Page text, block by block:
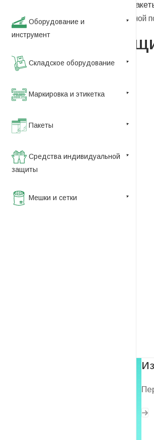
Оборудование и
инструмент
Складское оборудование
Маркировка и этикетка
Пакеты
Средства индивидуальной
защиты
Мешки и сетки
—Конверты с защитной воздушной
Конверты с